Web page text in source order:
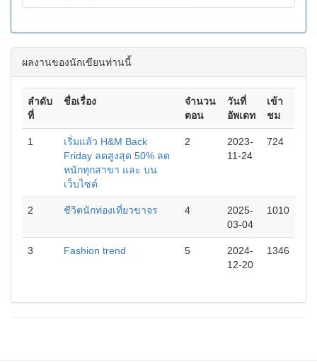
ผลงานของนักเขียนท่านนี้
ลำดับ
ที่
ชื่อเรื่อง
จำนวน
ตอน
วันที่
อัพเดท
เข้า
ชม
1
เริ่มแล้ว H&M Back
Friday ลดสูงสุด 50% ลด
หนักทุกสาขา และ บน
เว็บไซต์
2
2023-
11-24
724
2 ชีวิตนักท่องเที่ยวขาจร 4
2025-
03-04
1010
3 Fashion trend 5
2024-
12-20
1346